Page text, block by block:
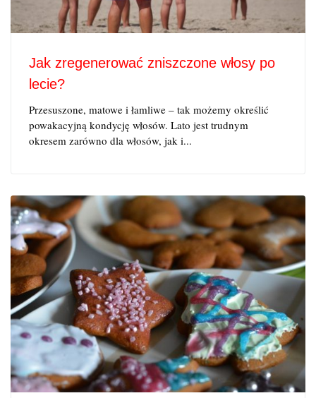
Jak zregenerować zniszczone włosy po
lecie?
Przesuszone, matowe i łamliwe – tak możemy określić
powakacyjną kondycję włosów. Lato jest trudnym
okresem zarówno dla włosów, jak i...